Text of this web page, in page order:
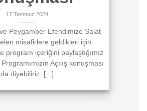
17 Temmuz 2024
Peygamber Efendimize Salat
misafirlere geldikleri için
program içeriğini paylaştığımız
Açılış konuşması
da diyebiliriz. [...]